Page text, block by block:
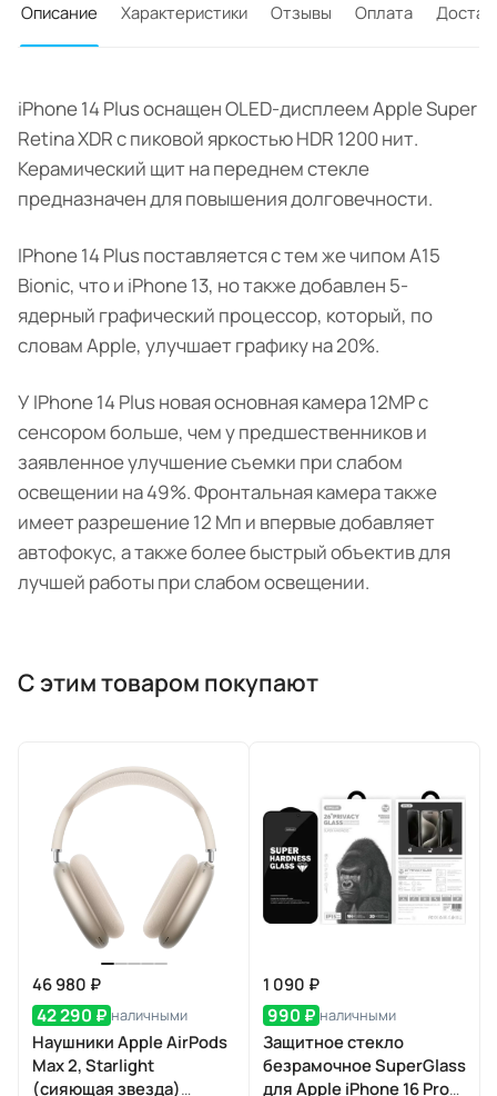
Описание Характеристики Отзывы Оплата
iPhone 14 Plus оснащен OLED-дисплеем Apple Super
Retina XDR с пиковой яркостью HDR 1200 нит.
Керамический щит на переднем стекле
предназначен для повышения долговечности.
IPhone 14 Plus поставляется с тем же чипом A15
Bionic, что и iPhone 13, но также добавлен 5-
ядерный графический процессор, который, по
словам Apple, улучшает графику на 20%.
У IPhone 14 Plus новая основная камера 12MP с
сенсором больше, чем у предшественников и
заявленное улучшение съемки при слабом
освещении на 49%. Фронтальная камера также
имеет разрешение 12 Мп и впервые добавляет
автофокус, а также более быстрый объектив для
лучшей работы при слабом освещении.
С этим товаром покупают
46 980 ₽
42 290 ₽ наличными
Наушники Apple AirPods
Max 2, Starlight
(сияющая звезда)
1 090 ₽
990 ₽ наличными
Защитное стекло
безрамочное SuperGlass
для Apple iPhone 16 Pro